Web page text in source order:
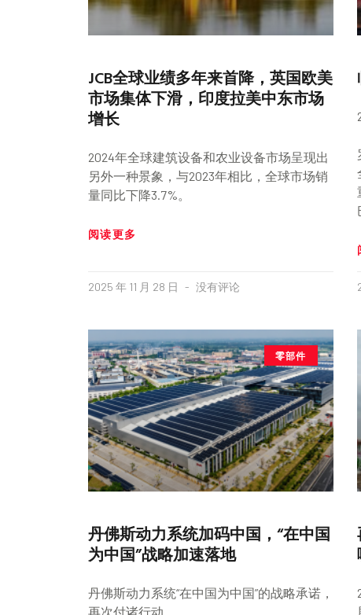
JCB全球业绩多年来首降，英国欧美
市场集体下滑，印度拉美中东市场
增长
2024年全球建筑设备和农业设备市场呈现出
另外一种景象，与2023年相比，全球市场销
量同比下降3.7%。
阅读更多
2025 年 11 月 28 日 没有评论
零部件
丹佛斯动力系统加码中国，“在中国
为中国”战略加速落地
丹佛斯动力系统“在中国为中国”的战略承诺，
再次付诸行动。